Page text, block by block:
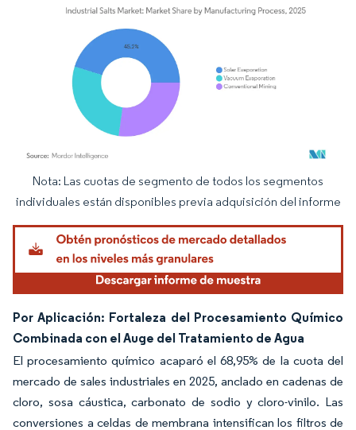
Imagen © Mordor Intelligence. El uso requiere atribución según CC BY 4.0.
Nota: Las cuotas de segmento de todos los segmentos
individuales están disponibles previa adquisición del informe
Por Aplicación: Fortaleza del Procesamiento Químico
Combinada con el Auge del Tratamiento de Agua
El procesamiento químico acaparó el 68,95% de la cuota del
mercado de sales industriales en 2025, anclado en cadenas de
cloro, sosa cáustica, carbonato de sodio y cloro-vinilo. Las
conversiones a celdas de membrana intensifican los filtros de